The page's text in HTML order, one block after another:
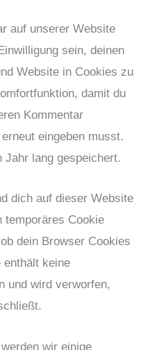
auf unserer Website
sein, deinen
Website in Cookies zu
damit du
Kommentar
eingeben musst.
Jahr lang gespeichert.
dich auf dieser Website
temporäres Cookie
dein Browser Cookies
keine
und wird verworfen,
wir einige